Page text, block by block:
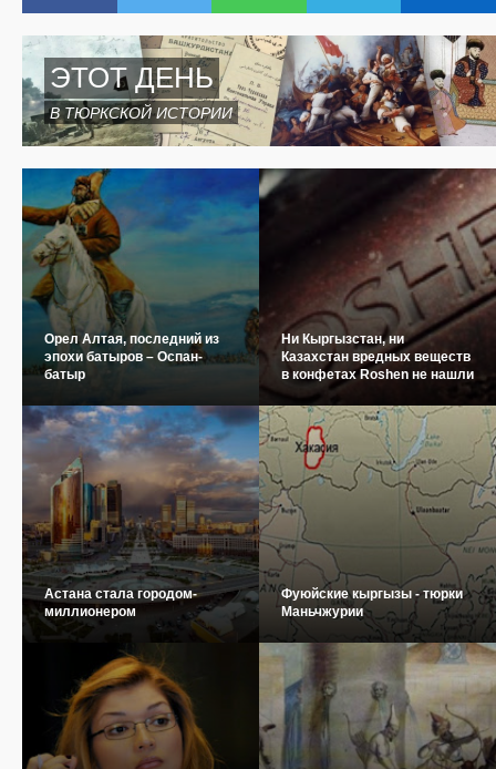
ЭТОТ ДЕНЬ
В ТЮРКСКОЙ ИСТОРИИ
Орел Алтая, последний из
эпохи батыров – Оспан-
батыр
Ни Кыргызстан, ни
Казахстан вредных веществ
в конфетах Roshen не нашли
Астана стала городом-
миллионером
Фуюйские кыргызы - тюрки
Маньчжурии